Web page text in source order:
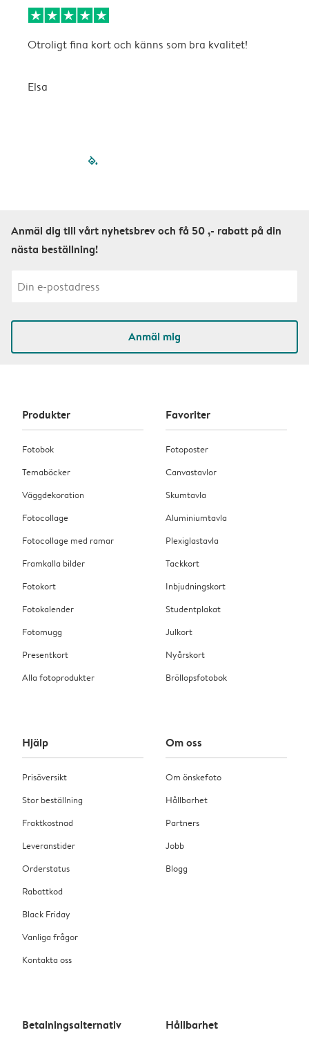
Otroligt fina kort och känns som bra kvalitet!
Elsa
filled-pagination
Anmäl dig till vårt nyhetsbrev och få 50 ,- rabatt på din
nästa beställning!
Anmäl mig
Produkter
Fotobok
Temaböcker
Väggdekoration
Fotocollage
Fotocollage med ramar
Framkalla bilder
Fotokort
Fotokalender
Fotomugg
Presentkort
Alla fotoprodukter
Favoriter
Fotoposter
Canvastavlor
Skumtavla
Aluminiumtavla
Plexiglastavla
Tackkort
Inbjudningskort
Studentplakat
Julkort
Nyårskort
Bröllopsfotobok
Hjälp
Prisöversikt
Stor beställning
Fraktkostnad
Leveranstider
Orderstatus
Rabattkod
Black Friday
Vanliga frågor
Kontakta oss
Om oss
Om önskefoto
Hållbarhet
Partners
Jobb
Blogg
Betalningsalternativ Hållbarhet